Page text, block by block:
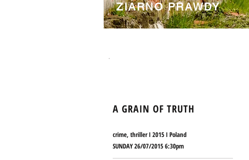
ZIARNO PRAWDY
A GRAIN OF TRUTH
crime, thriller I 2015 I Poland
SUNDAY 26/07/20156:30pm